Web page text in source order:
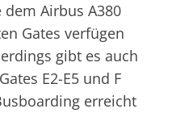
Airbus A380
Gates verfügen
gibt es auch
E2-E5 und F
erreicht